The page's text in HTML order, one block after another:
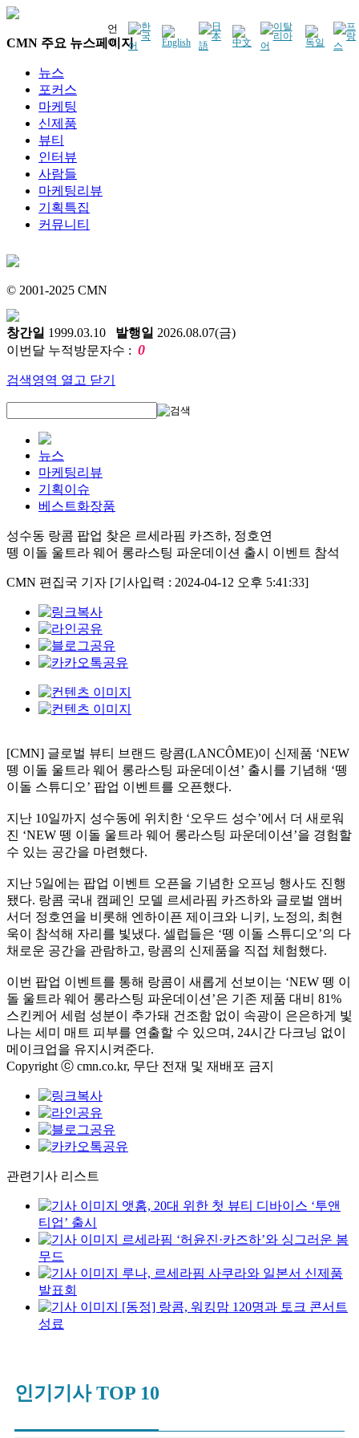
언
어
CMN 주요 뉴스페이지
뉴스
포커스
마케팅
신제품
뷰티
인터뷰
사람들
마케팅리뷰
기획특집
커뮤니티
© 2001-2025 CMN
창간일 1999.03.10 발행일 2026.08.07(금)
이번달 누적방문자수 : 0
검색영역 열고 닫기
뉴스
마케팅리뷰
기획이슈
베스트화장품
성수동 랑콤 팝업 찾은 르세라핌 카즈하, 정호연
뗑 이돌 울트라 웨어 롱라스팅 파운데이션 출시 이벤트 참석
CMN 편집국 기자 [기사입력 : 2024-04-12 오후 5:41:33]
[CMN] 글로벌 뷰티 브랜드 랑콤(LANCÔME)이 신제품 ‘NEW
뗑 이돌 울트라 웨어 롱라스팅 파운데이션 ’ 출시를 기념해 ‘뗑
이돌 스튜디오’ 팝업 이벤트를 오픈했다.
지난 10일까지 성수동에 위치한 ‘오우드 성수’에서 더 새로워
진 ‘NEW 뗑 이돌 울트라 웨어 롱라스팅 파운데이션 ’을 경험할
수 있는 공간을 마련했다.
지난 5일에는 팝업 이벤트 오픈을 기념한 오프닝 행사도 진행
됐다. 랑콤 국내 캠페인 모델 르세라핌 카즈하와 글로벌 앰버
서더 정호연을 비롯해 엔하이픈 제이크와 니키 , 노정의 , 최현
욱이 참석해 자리를 빛냈다. 셀럽들은 ‘뗑 이돌 스튜디오’의 다
채로운 공간을 관람하고, 랑콤의 신제품을 직접 체험했다.
이번 팝업 이벤트를 통해 랑콤이 새롭게 선보이는 ‘NEW 뗑 이
돌 울트라 웨어 롱라스팅 파운데이션 ’은 기존 제품 대비 81%
스킨케어 세럼 성분이 추가돼 건조함 없이 속광이 은은하게 빛
나는 세미 매트 피부를 연출할 수 있으며 , 24시간 다크닝 없이
메이크업을 유지시켜준다.
Copyright ⓒ cmn.co.kr, 무단 전재 및 재배포 금지
관련기사 리스트
앳홈, 20대 위한 첫 뷰티 디바이스 ‘투앤
티업’ 출시
르세라핌 ‘허윤진·카즈하’와 싱그러운 봄
무드
루나, 르세라핌 사쿠라와 일본서 신제품
발표회
[동정] 랑콤, 워킹맘 120명과 토크 콘서트
성료
인기기사 TOP 10